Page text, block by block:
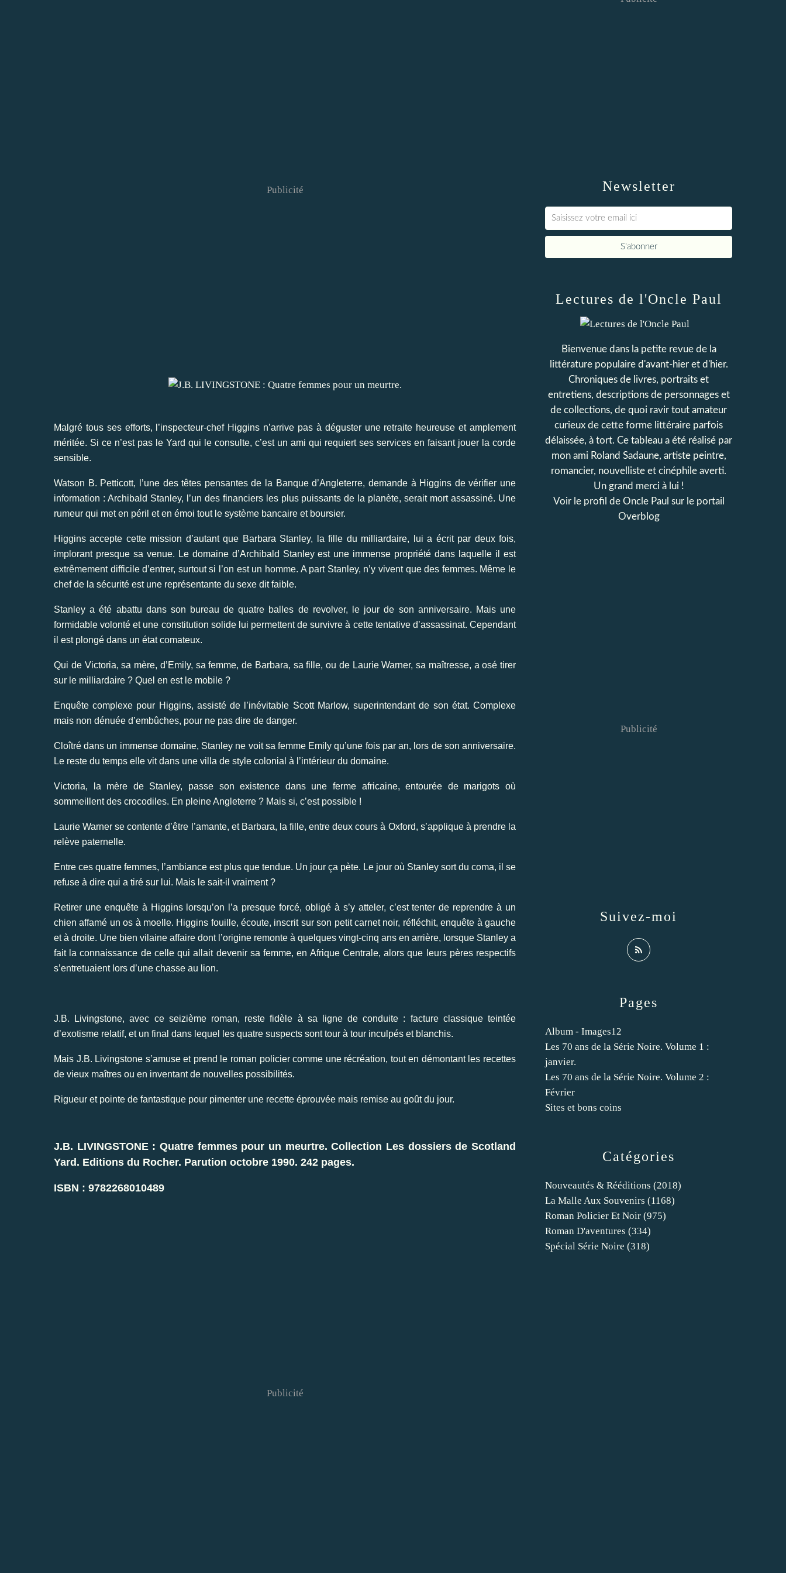
Publicité
Malgré tous ses efforts, l’inspecteur-chef Higgins n’arrive pas à déguster une retraite heureuse et amplement
méritée. Si ce n’est pas le Yard qui le consulte, c’est un ami qui requiert ses services en faisant jouer la corde
sensible.
Watson B. Petticott, l’une des têtes pensantes de la Banque d’Angleterre, demande à Higgins de vérifier une
information : Archibald Stanley, l’un des financiers les plus puissants de la planète, serait mort assassiné. Une
rumeur qui met en péril et en émoi tout le système bancaire et boursier.
Higgins accepte cette mission d’autant que Barbara Stanley, la fille du milliardaire, lui a écrit par deux fois,
implorant presque sa venue. Le domaine d’Archibald Stanley est une immense propriété dans laquelle il est
extrêmement difficile d’entrer, surtout si l’on est un homme. A part Stanley, n’y vivent que des femmes. Même le
chef de la sécurité est une représentante du sexe dit faible.
Stanley a été abattu dans son bureau de quatre balles de revolver, le jour de son anniversaire. Mais une
formidable volonté et une constitution solide lui permettent de survivre à cette tentative d’assassinat. Cependant
il est plongé dans un état comateux.
Qui de Victoria, sa mère, d’Emily, sa femme, de Barbara, sa fille, ou de Laurie Warner, sa maîtresse, a osé tirer
sur le milliardaire ? Quel en est le mobile ?
Enquête complexe pour Higgins, assisté de l’inévitable Scott Marlow, superintendant de son état. Complexe
mais non dénuée d’embûches, pour ne pas dire de danger.
Cloîtré dans un immense domaine, Stanley ne voit sa femme Emily qu’une fois par an, lors de son anniversaire.
Le reste du temps elle vit dans une villa de style colonial à l’intérieur du domaine.
Victoria, la mère de Stanley, passe son existence dans une ferme africaine, entourée de marigots où
sommeillent des crocodiles. En pleine Angleterre ? Mais si, c’est possible !
Laurie Warner se contente d’être l’amante, et Barbara, la fille, entre deux cours à Oxford, s’applique à prendre la
relève paternelle.
Entre ces quatre femmes, l’ambiance est plus que tendue. Un jour ça pète. Le jour où Stanley sort du coma, il se
refuse à dire qui a tiré sur lui. Mais le sait-il vraiment ?
Retirer une enquête à Higgins lorsqu’on l’a presque forcé, obligé à s’y atteler, c’est tenter de reprendre à un
chien affamé un os à moelle. Higgins fouille, écoute, inscrit sur son petit carnet noir, réfléchit, enquête à gauche
et à droite. Une bien vilaine affaire dont l’origine remonte à quelques vingt-cinq ans en arrière, lorsque Stanley a
fait la connaissance de celle qui allait devenir sa femme, en Afrique Centrale, alors que leurs pères respectifs
s’entretuaient lors d’une chasse au lion.
J.B. Livingstone, avec ce seizième roman, reste fidèle à sa ligne de conduite : facture classique teintée
d’exotisme relatif, et un final dans lequel les quatre suspects sont tour à tour inculpés et blanchis.
Mais J.B. Livingstone s’amuse et prend le roman policier comme une récréation, tout en démontant les recettes
de vieux maîtres ou en inventant de nouvelles possibilités.
Rigueur et pointe de fantastique pour pimenter une recette éprouvée mais remise au goût du jour.
J.B. LIVINGSTONE : Quatre femmes pour un meurtre. Collection Les dossiers de Scotland
Yard. Editions du Rocher. Parution octobre 1990. 242 pages.
ISBN : 9782268010489
Publicité
Newsletter
Catégories
Nouveautés & Rééditions (2018)
La Malle Aux Souvenirs (1168)
Roman Policier Et Noir (975)
Roman D'aventures (334)
Spécial Série Noire (318)
Pages
Album - Images12
Les 70 ans de la Série Noire. Volume 1 :
janvier.
Les 70 ans de la Série Noire. Volume 2 :
Février
Sites et bons coins
Lectures de l'Oncle Paul
Bienvenue dans la petite revue de la
littérature populaire d'avant-hier et d'hier.
Chroniques de livres, portraits et
entretiens, descriptions de personnages et
de collections, de quoi ravir tout amateur
curieux de cette forme littéraire parfois
délaissée, à tort. Ce tableau a été réalisé par
mon ami Roland Sadaune, artiste peintre,
romancier, nouvelliste et cinéphile averti.
Un grand merci à lui !
Voir le profil de Oncle Paul sur le portail
Overblog
Suivez-moi
Publicité